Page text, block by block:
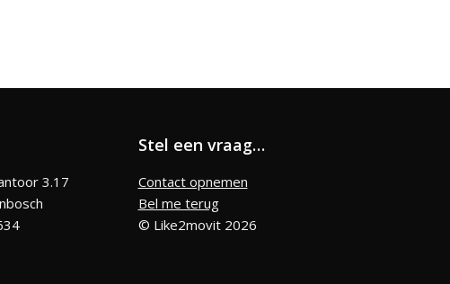
3.17
Stel een vraag…
Contact opnemen
Bel me terug
© Like2movit 2026